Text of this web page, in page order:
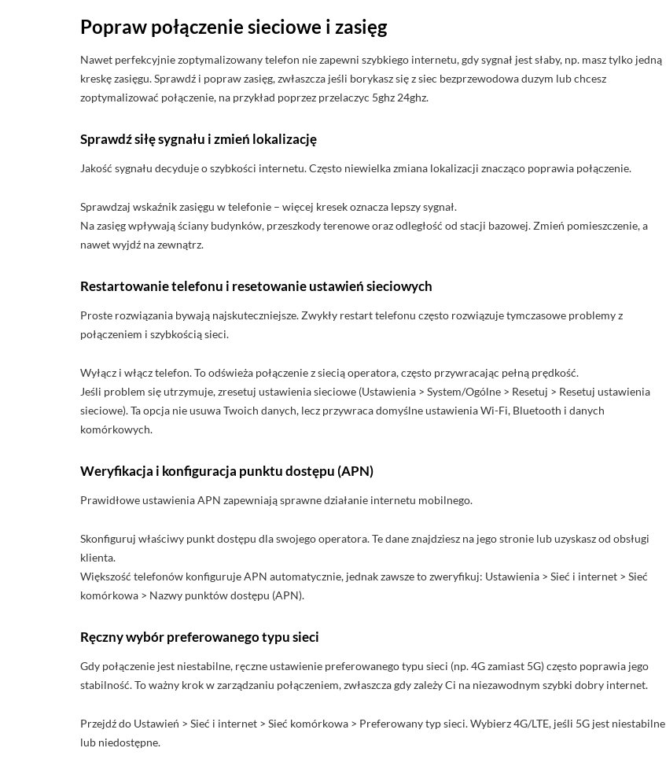
Popraw połączenie sieciowe i zasięg
Nawet perfekcyjnie zoptymalizowany telefon nie zapewni szybkiego internetu, gdy sygnał jest słaby, np. masz tylko jedną
kreskę zasięgu. Sprawdź i popraw zasięg, zwłaszcza jeśli borykasz się z siec bezprzewodowa duzym lub chcesz
zoptymalizować połączenie, na przykład poprzez przelaczyc 5ghz 24ghz.
Sprawdź siłę sygnału i zmień lokalizację
Jakość sygnału decyduje o szybkości internetu. Często niewielka zmiana lokalizacji znacząco poprawia połączenie.
Sprawdzaj wskaźnik zasięgu w telefonie – więcej kresek oznacza lepszy sygnał.
Na zasięg wpływają ściany budynków, przeszkody terenowe oraz odległość od stacji bazowej. Zmień pomieszczenie, a
nawet wyjdź na zewnątrz.
Restartowanie telefonu i resetowanie ustawień sieciowych
Proste rozwiązania bywają najskuteczniejsze. Zwykły restart telefonu często rozwiązuje tymczasowe problemy z
połączeniem i szybkością sieci.
Wyłącz i włącz telefon. To odświeża połączenie z siecią operatora, często przywracając pełną prędkość.
Jeśli problem się utrzymuje, zresetuj ustawienia sieciowe (Ustawienia > System/Ogólne > Resetuj > Resetuj ustawienia
sieciowe). Ta opcja nie usuwa Twoich danych, lecz przywraca domyślne ustawienia Wi-Fi, Bluetooth i danych
komórkowych.
Weryfikacja i konfiguracja punktu dostępu (APN)
Prawidłowe ustawienia APN zapewniają sprawne działanie internetu mobilnego.
Skonfiguruj właściwy punkt dostępu dla swojego operatora. Te dane znajdziesz na jego stronie lub uzyskasz od obsługi
klienta.
Większość telefonów konfiguruje APN automatycznie, jednak zawsze to zweryfikuj: Ustawienia > Sieć i internet > Sieć
komórkowa > Nazwy punktów dostępu (APN).
Ręczny wybór preferowanego typu sieci
Gdy połączenie jest niestabilne, ręczne ustawienie preferowanego typu sieci (np. 4G zamiast 5G) często poprawia jego
stabilność. To ważny krok w zarządzaniu połączeniem, zwłaszcza gdy zależy Ci na niezawodnym szybki dobry internet.
Przejdź do Ustawień > Sieć i internet > Sieć komórkowa > Preferowany typ sieci. Wybierz 4G/LTE, jeśli 5G jest niestabilne
lub niedostępne.